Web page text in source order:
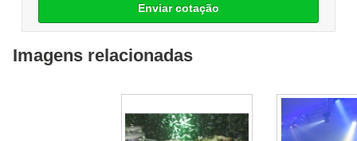
Enviar cotação
Imagens relacionadas